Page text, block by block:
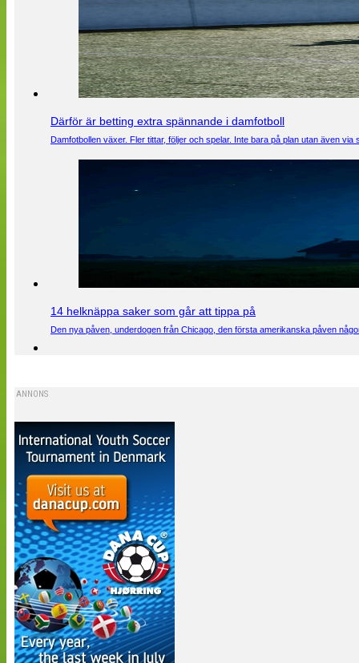
Därför är betting extra spännande i damfotboll
Damfotbollen växer. Fler tittar, följer och spelar. Inte bara på plan utan även
14 helknäppa saker som går att tippa på
Den nya påven, underdogen från Chicago, den första amerikanska påven
ANNONS